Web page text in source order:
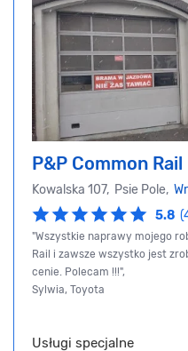
P&P Common Rail
Kowalska 107, Psie Pole,
5.8
"Wszystkie naprawy mojego
Rail i zawsze wszystko jest
cenie. Polecam !!!",
Sylwia, Toyota
Usługi specjalne